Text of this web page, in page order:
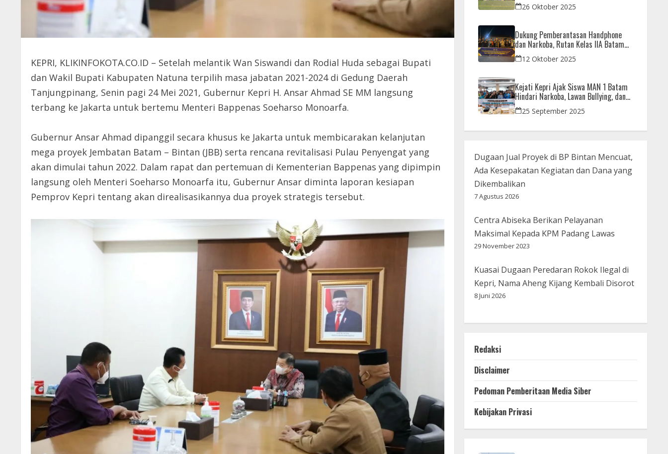
KEPRI, KLIKINFOKOTA.CO.ID – Setelah melantik Wan Siswandi dan Rodial Huda sebagai Bupati
dan Wakil Bupati Kabupaten Natuna terpilih masa jabatan 2021-2024 di Gedung Daerah
Tanjungpinang, Senin pagi 24 Mei 2021, Gubernur Kepri H. Ansar Ahmad SE MM langsung
terbang ke Jakarta untuk bertemu Menteri Bappenas Soeharso Monoarfa.
Gubernur Ansar Ahmad dipanggil secara khusus ke Jakarta untuk membicarakan kelanjutan
mega proyek Jembatan Batam – Bintan (JBB) serta rencana revitalisasi Pulau Penyengat yang
akan dimulai tahun 2022. Dalam rapat dan pertemuan di Kementerian Bappenas yang dipimpin
langsung oleh Menteri Soeharso Monoarfa itu, Gubernur Ansar diminta laporan kesiapan
Pemprov Kepri tentang akan direalisasikannya dua proyek strategis tersebut.
26 Oktober 2025
Dukung Pemberantasan Handphone
dan Narkoba, Rutan Kelas IIA Batam
Gelar Razia Bersama Aparat Penegak
Hukum
12 Oktober 2025
Kejati Kepri Ajak Siswa MAN 1 Batam
Hindari Narkoba, Lawan Bullying, dan
Bijak Bermedsos
25 September 2025
Dugaan Jual Proyek di BP Bintan Mencuat,
Ada Kesepakatan Kegiatan dan Dana yang
Dikembalikan
7 Agustus 2026
Centra Abiseka Berikan Pelayanan
Maksimal Kepada KPM Padang Lawas
29 November 2023
Kuasai Dugaan Peredaran Rokok Ilegal di
Kepri, Nama Aheng Kijang Kembali Disorot
8 Juni 2026
Redaksi
Disclaimer
Pedoman Pemberitaan Media Siber
Kebijakan Privasi